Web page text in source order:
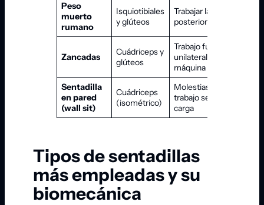
Peso
muerto
rumano
Isquiotibiales
y glúteos
Trabajar la cadena
posterior
Zancadas
Cuádriceps y
glúteos
Trabajo funcional y
unilateral, sin
máquina
Sentadilla
en pared
(wall sit)
Cuádriceps
(isométrico)
Molestias de rodilla;
trabajo seguro sin
carga
Tipos de sentadillas
más empleadas y su
biomecánica